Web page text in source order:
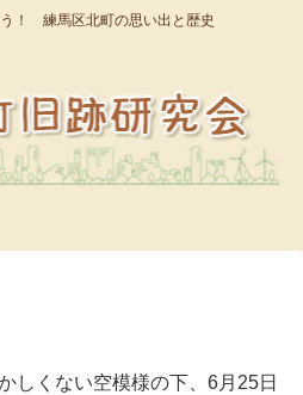
！ 練馬区北町の思い出と歴史
しくない空模様の下、6月25日